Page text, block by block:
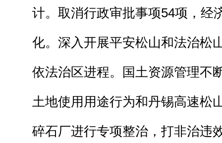
计。取消行政审批事项54项，经
化。深入开展平安松山和法治松
依法治区进程。国土资源管理不
土地使用用途行为和丹锡高速松
碎石厂进行专项整治，打非治违